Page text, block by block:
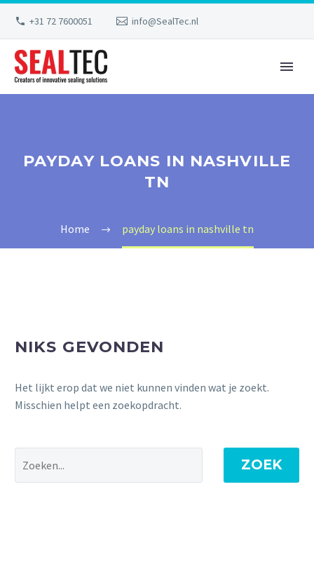
+31 72 7600051 info@SealTec.nl
PAYDAY LOANS IN NASHVILLE
TN
Home payday loans in nashville tn
NIKS GEVONDEN
Het lijkt erop dat we niet kunnen vinden wat je zoekt.
Misschien helpt een zoekopdracht.
ZOEK